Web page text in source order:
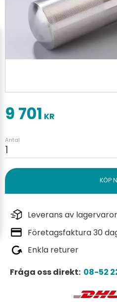
9 701 KR
Antal
Leverans av
Företagsfaktura 30
Enkla returer
Fråga oss direkt: 08-52